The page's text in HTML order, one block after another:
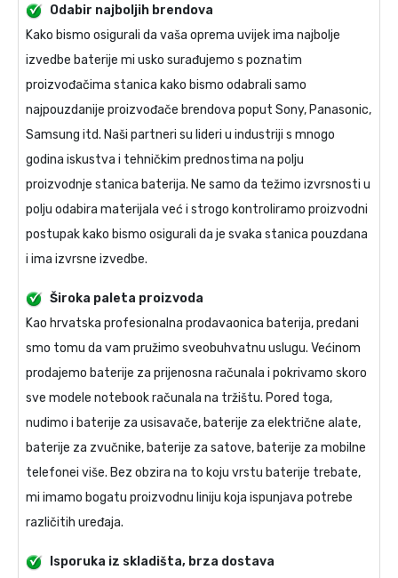
Odabir najboljih brendova
Kako bismo osigurali da vaša oprema uvijek ima najbolje
izvedbe baterije mi usko surađujemo s poznatim
proizvođačima stanica kako bismo odabrali samo
najpouzdanije proizvođače brendova poput Sony, Panasonic,
Samsung itd. Naši partneri su lideri u industriji s mnogo
godina iskustva i tehničkim prednostima na polju
proizvodnje stanica baterija. Ne samo da težimo izvrsnosti u
polju odabira materijala već i strogo kontroliramo proizvodni
postupak kako bismo osigurali da je svaka stanica pouzdana
i ima izvrsne izvedbe.
Široka paleta proizvoda
Kao hrvatska profesionalna prodavaonica baterija, predani
smo tomu da vam pružimo sveobuhvatnu uslugu. Većinom
prodajemo baterije za prijenosna računala i pokrivamo skoro
sve modele notebook računala na tržištu. Pored toga,
nudimo i baterije za usisavače, baterije za električne alate,
baterije za zvučnike, baterije za satove, baterije za mobilne
telefonei više. Bez obzira na to koju vrstu baterije trebate,
mi imamo bogatu proizvodnu liniju koja ispunjava potrebe
različitih uređaja.
Isporuka iz skladišta, brza dostava